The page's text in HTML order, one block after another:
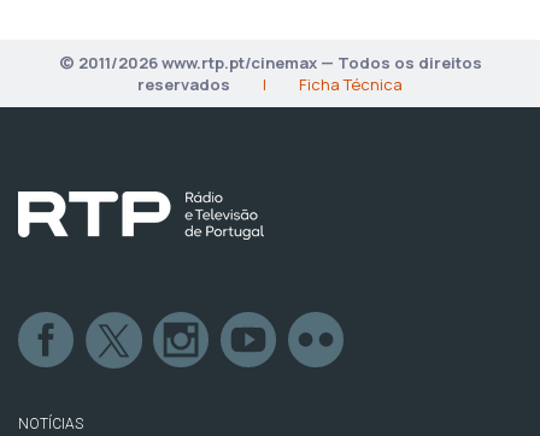
© 2011/2026 www.rtp.pt/cinemax — Todos os direitos
reservados
| Ficha Técnica
NOTÍCIAS